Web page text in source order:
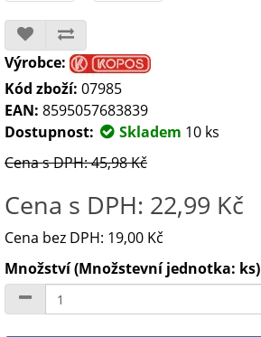
Výrobce:
Kód zboží: 07985
EAN: 8595057683839
Dostupnost:
Skladem 10 ks
Cena s DPH: 45,98 Kč
Cena s DPH: 22,99 Kč
Cena bez DPH: 19,00 Kč
Množství (Množstevní jednotka: ks)